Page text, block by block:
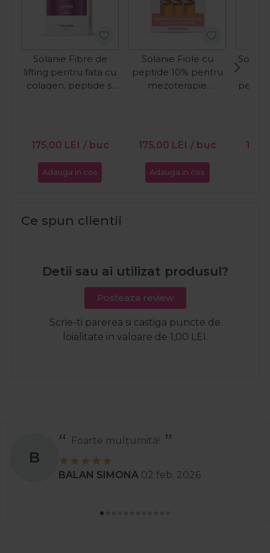
Solanie Fibre de
lifting pentru fata cu
colagen, peptide si
175,00 LEI / buc
Adauga in cos
Solanie Fiole cu
peptide 10% pentru
mezoterapie
175,00 LEI / buc
Adauga in cos
Ce spun clientii
Detii sau ai utilizat produsul?
Posteaza review
Scrie-ti parerea si castiga puncte de
loialitate in valoare de 1,00 LEI.
B
Foarte mulțumită!
BALAN SIMONA 02 feb. 2026